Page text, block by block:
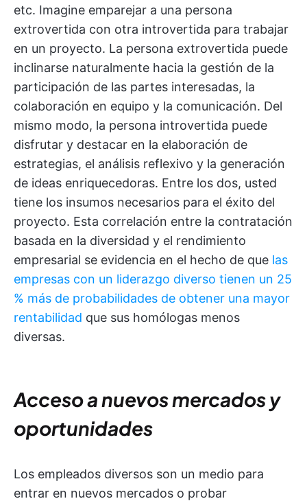
etc. Imagine emparejar a una persona
extrovertida con otra introvertida para trabajar
en un proyecto. La persona extrovertida puede
inclinarse naturalmente hacia la gestión de la
participación de las partes interesadas, la
colaboración en equipo y la comunicación. Del
mismo modo, la persona introvertida puede
disfrutar y destacar en la elaboración de
estrategias, el análisis reflexivo y la generación
de ideas enriquecedoras. Entre los dos, usted
tiene los insumos necesarios para el éxito del
proyecto. Esta correlación entre la contratación
basada en la diversidad y el rendimiento
empresarial se evidencia en el hecho de que las
empresas con un liderazgo diverso tienen un 25
% más de probabilidades de obtener una mayor
rentabilidad que sus homólogas menos
diversas.
Acceso a nuevos mercados y
oportunidades
Los empleados diversos son un medio para
entrar en nuevos mercados o probar